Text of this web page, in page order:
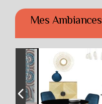
Mes Ambiances